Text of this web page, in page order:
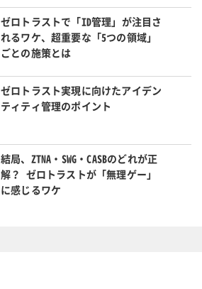
ゼロトラストで「ID管理」が注目さ
れるワケ、超重要な「5つの領域」
ごとの施策とは
ゼロトラスト実現に向けたアイデン
ティティ管理のポイント
結局、ZTNA・SWG・CASBのどれが正
解？ ゼロトラストが「無理ゲー」
に感じるワケ